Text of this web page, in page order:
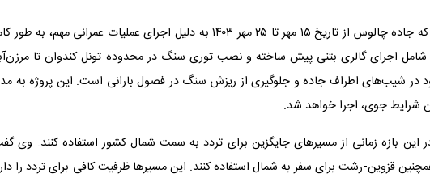
سردار حسینی، رئیس پلیس راهور فراجا، اعلام کرد که جاده چالوس از تاریخ ۱۵ مهر تا ۲۵ مهر ۱۴۰۳ به دلیل اجرای عملیات عمرانی مهم، به
اجرای گالری بتنی پیش ساخته و نصب توری سنگ در محدوده تونل کندوان تا
شیب‌های اطراف جاده و جلوگیری از ریزش سنگ در فصول بارانی است. این پروژه به
این بازه زمانی از مسیرهای جایگزین برای تردد به سمت شمال کشور استفاده کنند. وی
قزوین-رشت برای سفر به شمال استفاده کنند. این مسیرها ظرفیت کافی برای تردد را